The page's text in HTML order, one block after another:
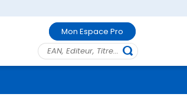
Mon Espace Pro